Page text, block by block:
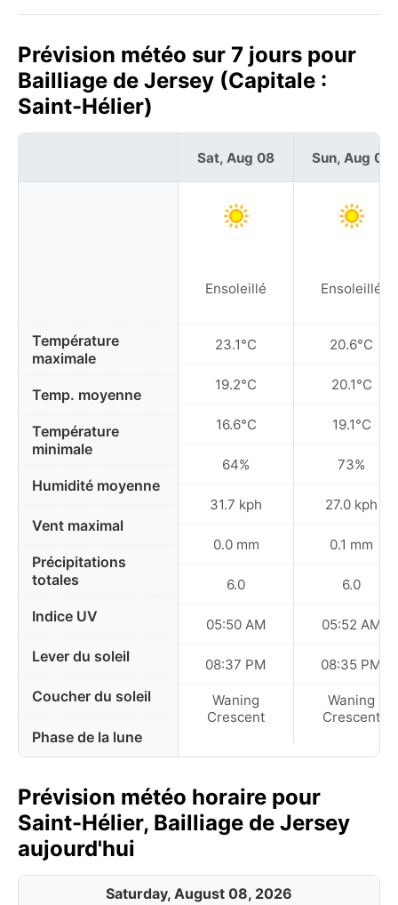
Prévision météo sur 7 jours pour
Bailliage de Jersey (Capitale :
Saint-Hélier)
Température
maximale
Temp. moyenne
Température
minimale
Humidité moyenne
Vent maximal
Précipitations
totales
Indice UV
Lever du soleil
Coucher du soleil
Phase de la lune
Sat, Aug 08
Ensoleillé
23.1°C
19.2°C
16.6°C
64%
31.7 kph
0.0 mm
6.0
05:50 AM
08:37 PM
Waning
Crescent
Sun, Aug 09
Ensoleillé
20.6°C
20.1°C
19.1°C
73%
27.0 kph
0.1 mm
6.0
05:52 AM
08:35 PM
Waning
Crescent
Prévision météo horaire pour
Saint-Hélier, Bailliage de Jersey
aujourd'hui
Saturday, August 08, 2026